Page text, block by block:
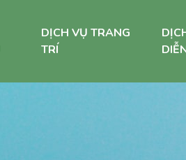
DỊCH VỤ TRANG
TRÍ